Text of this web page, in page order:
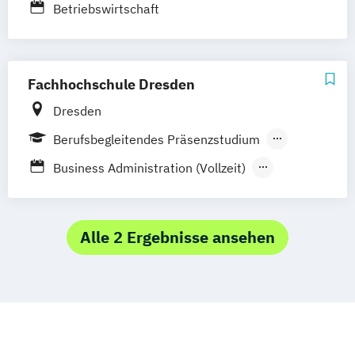
Heilbronn
Kassel
München Bochum Kaiserslautern
Wiesbaden Regenstauf Hoyerswerda
Magdeburg Ostfildern
Schwentinental / Kiel
Online-Campus
Betriebswirtschaft
Fachhochschule Dresden
Dresden
Berufsbegleitendes Präsenzstudium
Vollzeit
Business Administration (Vollzeit)
Tourismus & Event Management (Vollzeit)
Tourismus & Event Management
Alle 2 Ergebnisse ansehen